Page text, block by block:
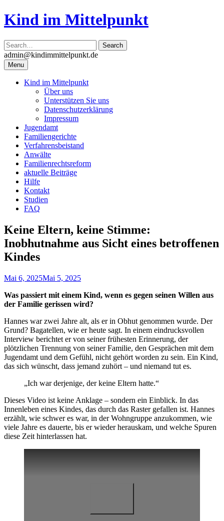
Skip
to
Kind im Mittelpunkt
admin@kindimmittelpunkt.de
Menu
Kind im Mittelpunkt
Über uns
Unterstützen Sie uns
Datenschutzerklärung
Impressum
Jugendamt
Familiengerichte
Verfahrensbeistand
Anwälte
Familienrechtsreform
aktuelle Beiträge
Hilfe
Kontakt
Studien
FAQ
Keine Eltern, keine Stimme:
Inobhutnahme aus Sicht eines betroffenen
Kindes
Mai 6, 2025Mai 5, 2025
Was passiert mit einem Kind, wenn es gegen seinen Willen aus
der Familie gerissen wird?
Hannes war zwei Jahre alt, als er in Obhut genommen wurde. Der
Grund? Bagatellen, wie er heute sagt. In einem eindrucksvollen
Interview berichtet er von seiner frühesten Erinnerung, der
plötzlichen Trennung von seiner Familie, den Gesprächen mit dem
Jugendamt und dem Gefühl, nicht gehört worden zu sein. Ein Kind,
das sich wünscht, dass jemand zuhört – und niemand tut es.
„Ich war derjenige, der keine Eltern hatte.“
Dieses Video ist keine Anklage – sondern ein Einblick. In das
Innenleben eines Kindes, das durch das Raster gefallen ist. Hannes
erzählt, wie schwer es war, in der Wohngruppe anzukommen, wie
viele Jahre es dauerte, bis er wieder herauskam, und welche Spuren
diese Zeit hinterlassen hat.